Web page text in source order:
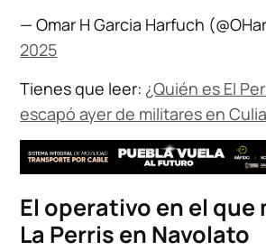
— Omar H Garcia Harfuch
2025
Tienes que leer: ¿Quién es El
escapó ayer de militares en
El operativo en el que
La Perris en Navolato